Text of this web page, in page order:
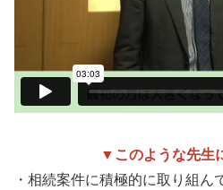
▼このような先生
・相続案件に積極的に取り組ん